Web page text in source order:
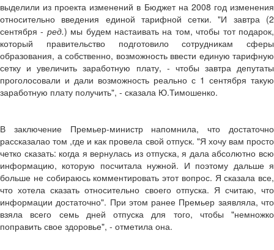
выделили из проекта изменений в Бюджет на 2008 год изменения
относительно введения единой тарифной сетки. "И завтра (2
сентября - ред.) мы будем настаивать на том, чтобы тот подарок,
который правительство подготовило сотрудникам сферы
образования, а собственно, возможность ввести единую тарифную
сетку и увеличить заработную плату, - чтобы завтра депутаты
проголосовали и дали возможность реально с 1 сентября такую
заработную плату получить", - сказала Ю.Тимошенко.
В заключение Премьер-министр напомнила, что достаточно
рассказалао том ,где и как провела свой отпуск. "Я хочу вам просто
четко сказать: когда я вернулась из отпуска, я дала абсолютно всю
информацию, которую посчитала нужной. И поэтому дальше я
больше не собираюсь комментировать этот вопрос. Я сказала все,
что хотела сказать относительно своего отпуска. Я считаю, что
информации достаточно". При этом ранее Премьер заявляла, что
взяла всего семь дней отпуска для того, чтобы "немножко
поправить свое здоровье", - отметила она.